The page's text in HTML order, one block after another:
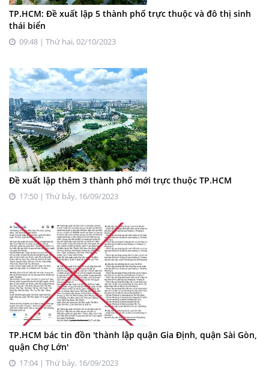
TP.HCM: Đề xuất lập 5 thành phố trực thuộc và đô thị sinh
thái biển
09:48 | Thứ hai, 02/10/2023
Đề xuất lập thêm 3 thành phố mới trực thuộc TP.HCM
17:50 | Thứ bảy, 16/09/2023
TP.HCM bác tin đồn 'thành lập quận Gia Định, quận Sài Gòn,
quận Chợ Lớn'
17:04 | Thứ bảy, 16/09/2023